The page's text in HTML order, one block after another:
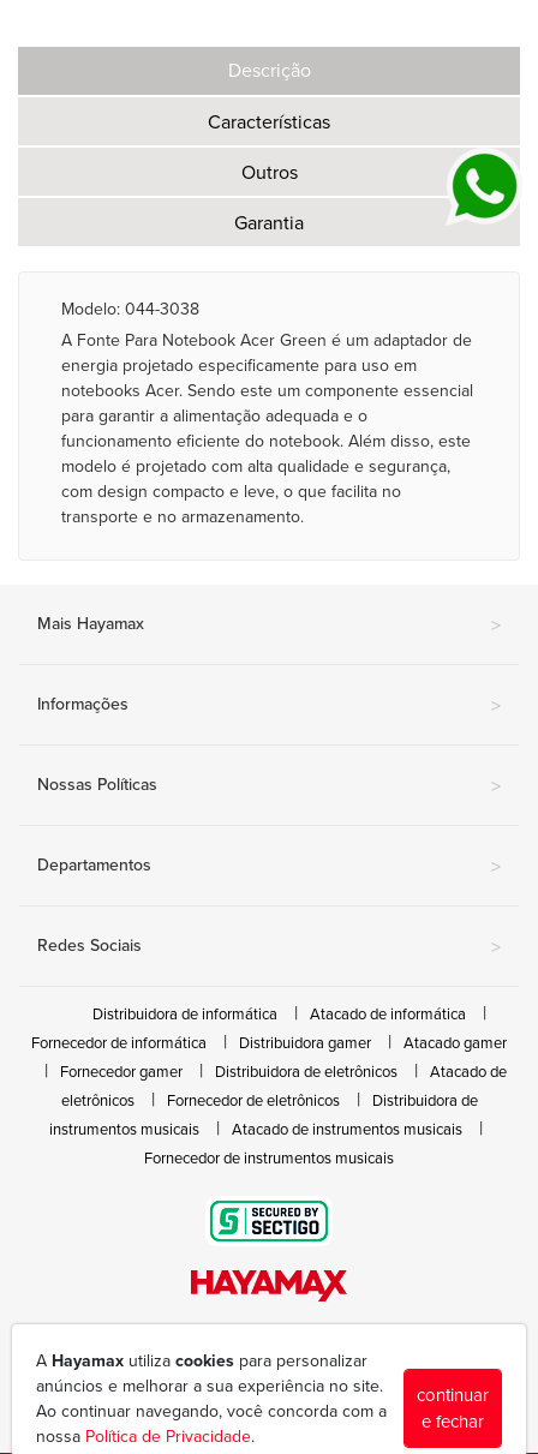
Descrição
Características
Outros
Garantia
Modelo: 044-3038
A Fonte Para Notebook Acer Green é um adaptador de
energia projetado especificamente para uso em
notebooks Acer. Sendo este um componente essencial
para garantir a alimentação adequada e o
funcionamento eficiente do notebook. Além disso, este
modelo é projetado com alta qualidade e segurança,
com design compacto e leve, o que facilita no
transporte e no armazenamento.
Mais Hayamax >
Informações >
Nossas Políticas >
Departamentos >
Redes Sociais >
Distribuidora de informática
Atacado de informática
Fornecedor de informática
Distribuidora gamer
Atacado gamer
Fornecedor gamer
Distribuidora de eletrônicos
Atacado de
eletrônicos
Fornecedor de eletrônicos
Distribuidora de
instrumentos musicais
Atacado de instrumentos musicais
Fornecedor de instrumentos musicais
(43) 3377-6600
hayamax@hayamax.com.br
Segunda à sexta das 8:00 às 18:00
A Hayamax utiliza cookies para personalizar
anúncios e melhorar a sua experiência no site.
Ao continuar navegando, você concorda com a
nossa Política de Privacidade.
continuar
e fechar